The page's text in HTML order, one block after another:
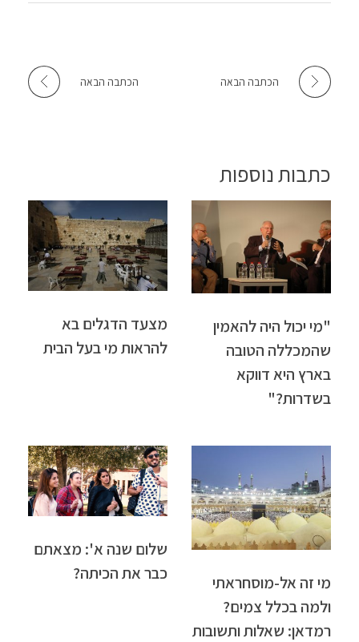
הכתבה הבאה הכתבה הבאה
כתבות נוספות
"מי יכול היה להאמין
שהמכללה הטובה
בארץ היא דווקא
בשדרות?"
מצעד הדגלים בא
להראות מי בעל הבית
מי זה אל-מוסחראתי
ולמה בכלל צמים?
רמדאן: שאלות ותשובות
שלום שנה א': מצאתם
כבר את הכיתה?